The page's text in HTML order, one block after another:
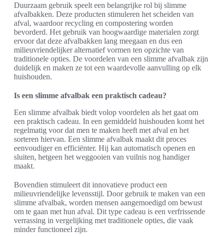
Duurzaam gebruik speelt een belangrijke rol bij slimme
afvalbakken. Deze producten stimuleren het scheiden van
afval, waardoor recycling en compostering worden
bevorderd. Het gebruik van hoogwaardige materialen zorgt
ervoor dat deze afvalbakken lang meegaan en dus een
milieuvriendelijker alternatief vormen ten opzichte van
traditionele opties. De voordelen van een slimme afvalbak zijn
duidelijk en maken ze tot een waardevolle aanvulling op elk
huishouden.
Is een slimme afvalbak een praktisch cadeau?
Een slimme afvalbak biedt volop voordelen als het gaat om
een praktisch cadeau. In een gemiddeld huishouden komt het
regelmatig voor dat men te maken heeft met afval en het
sorteren hiervan. Een slimme afvalbak maakt dit proces
eenvoudiger en efficiënter. Hij kan automatisch openen en
sluiten, hetgeen het weggooien van vuilnis nog handiger
maakt.
Bovendien stimuleert dit innovatieve product een
milieuvriendelijke levensstijl. Door gebruik te maken van een
slimme afvalbak, worden mensen aangemoedigd om bewust
om te gaan met hun afval. Dit type cadeau is een verfrissende
verrassing in vergelijking met traditionele opties, die vaak
minder functioneel zijn.